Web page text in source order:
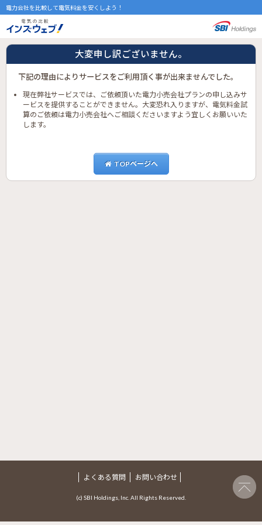
電力会社を比較して電気料金を安くしよう！
大変申し訳ございません。
下記の理由によりサービスをご利用頂く事が出来ませんでした。
現在弊社サービスでは、ご依頼頂いた電力小売会社プランの申し込みサ
ービスを提供することができません。大変恐れ入りますが、電気料金試
算のご依頼は電力小売会社へご相談くださいますよう宜しくお願いいた
します。
TOPページへ
よくある質問 お問い合わせ
(c) SBI Holdings, Inc. All Rights Reserved.